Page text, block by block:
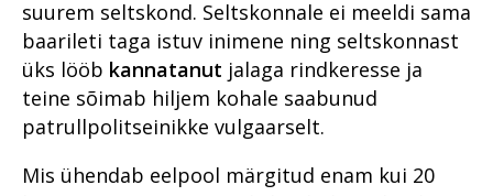
Riigi peaprokurörilt
Riigihangetega seotud
korruptsioonist
meditsiinisektoris
Riigivastased süüteod
Süüdistusosakond aastal
küberkuritegevuse
tõkestamise väljakutsetest
tõendite kogumisel
Raske
korruptsioonikuritegevus
aastal 2020
Lääne ringkonnaprokuratuur
2020. aastal
Lõuna ringkonnaprokuratuur
2020. aastal
Avalike suhete osakond 2020.
keelas vastsündinu
päästmise vereülekandega
Mäo tulistamine
Pommiplahvatus
Vabaduse väljakul
2019
Avalike suhete osakond
aastal 2019
Järelevalveosakond aastal
2019
Haldusosakond aastal 2019
Prokuratuuri aasta numbrites
Millised on kõige mõjukamad
lood?
Rahvusvaheline koostöö
2017
Juhuslik vihje viis südametu
kotijooksja tabamiseni
Aasta prokurör ja aasta
ametnik
Prokuratuuri personalitöö
Rahvusvaheline koostöö
suurem seltskond. Seltskonnale ei meeldi sama
baarileti taga istuv inimene ning seltskonnast
üks lööb kannatanut jalaga rindkeresse ja
teine sõimab hiljem kohale saabunud
patrullpolitseinikke vulgaarselt.
Mis ühendab eelpool märgitud enam kui 20